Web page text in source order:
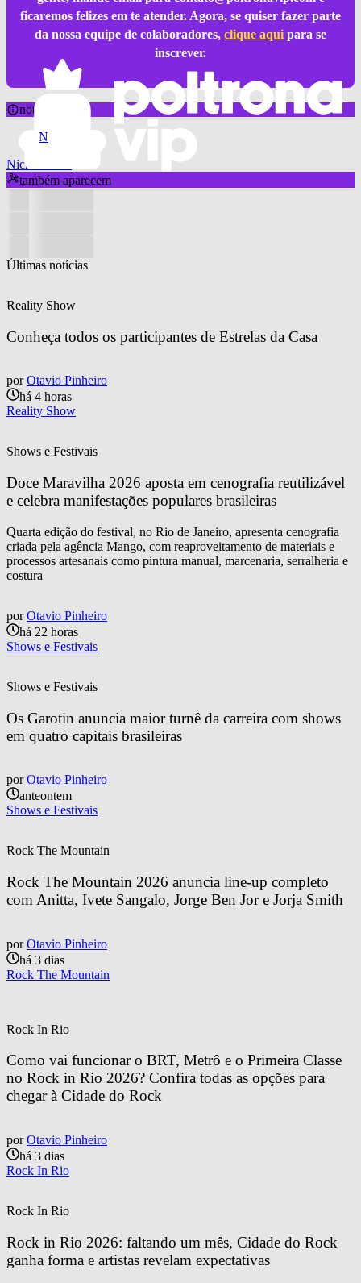
ficaremos felizes em te atender. Agora, se quiser fazer parte
da nossa equipe de colaboradores, clique aqui para se
inscrever.
notícia sobre
N
Nickelodeon
também aparecem
Últimas notícias
Reality Show
Conheça todos os participantes de Estrelas da Casa
por Otavio Pinheiro
há 4 horas
Reality Show
Shows e Festivais
Doce Maravilha 2026 aposta em cenografia reutilizável
e celebra manifestações populares brasileiras
Quarta edição do festival, no Rio de Janeiro, apresenta cenografia
criada pela agência Mango, com reaproveitamento de materiais e
processos artesanais como pintura manual, marcenaria, serralheria e
costura
por Otavio Pinheiro
há 22 horas
Shows e Festivais
Shows e Festivais
Os Garotin anuncia maior turnê da carreira com shows
em quatro capitais brasileiras
por Otavio Pinheiro
anteontem
Shows e Festivais
Rock The Mountain
Rock The Mountain 2026 anuncia line-up completo
com Anitta, Ivete Sangalo, Jorge Ben Jor e Jorja Smith
por Otavio Pinheiro
há 3 dias
Rock The Mountain
Rock In Rio
Como vai funcionar o BRT, Metrô e o Primeira Classe
no Rock in Rio 2026? Confira todas as opções para
chegar à Cidade do Rock
por Otavio Pinheiro
há 3 dias
Rock In Rio
Rock In Rio
Rock in Rio 2026: faltando um mês, Cidade do Rock
ganha forma e artistas revelam expectativas